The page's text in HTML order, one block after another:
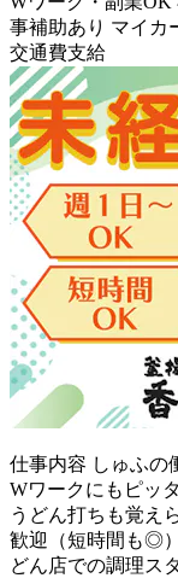
事補助あり マイカ
交通費支給
仕事内容 しゅふの
Wワークにもピッ
うどん打ちも覚え
歓迎（短時間も◎
どん店での調理ス